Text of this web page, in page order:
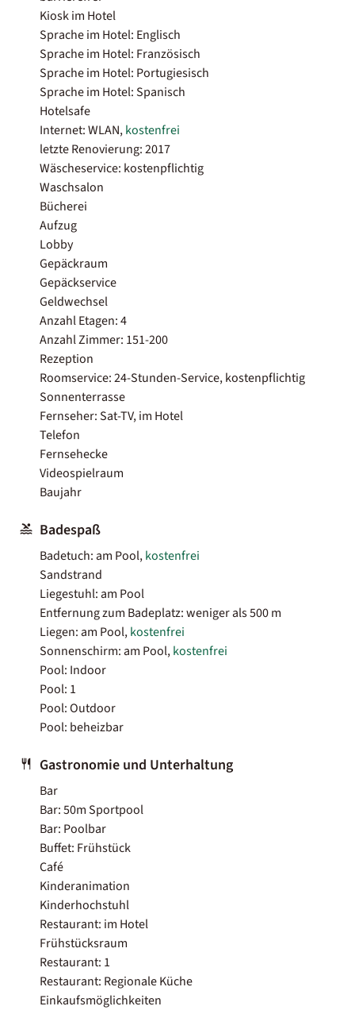
Kiosk im Hotel
Sprache im Hotel: Englisch
Sprache im Hotel: Französisch
Sprache im Hotel: Portugiesisch
Sprache im Hotel: Spanisch
Hotelsafe
Internet: WLAN,kostenfrei
letzte Renovierung: 2017
Wäscheservice: kostenpflichtig
Waschsalon
Bücherei
Aufzug
Lobby
Gepäckraum
Gepäckservice
Geldwechsel
Anzahl Etagen: 4
Anzahl Zimmer: 151-200
Rezeption
Roomservice: 24-Stunden-Service, kostenpflichtig
Sonnenterrasse
Fernseher: Sat-TV, im Hotel
Telefon
Fernsehecke
Videospielraum
Baujahr
Badespaß
Badetuch: am Pool,kostenfrei
Sandstrand
Liegestuhl: am Pool
Entfernung zum Badeplatz: weniger als 500 m
Liegen: am Pool,kostenfrei
Sonnenschirm: am Pool,kostenfrei
Pool: Indoor
Pool: 1
Pool: Outdoor
Pool: beheizbar
Gastronomie und Unterhaltung
Bar
Bar: 50m Sportpool
Bar: Poolbar
Buffet: Frühstück
Café
Kinderanimation
Kinderhochstuhl
Restaurant: im Hotel
Frühstücksraum
Restaurant: 1
Restaurant: Regionale Küche
Einkaufsmöglichkeiten